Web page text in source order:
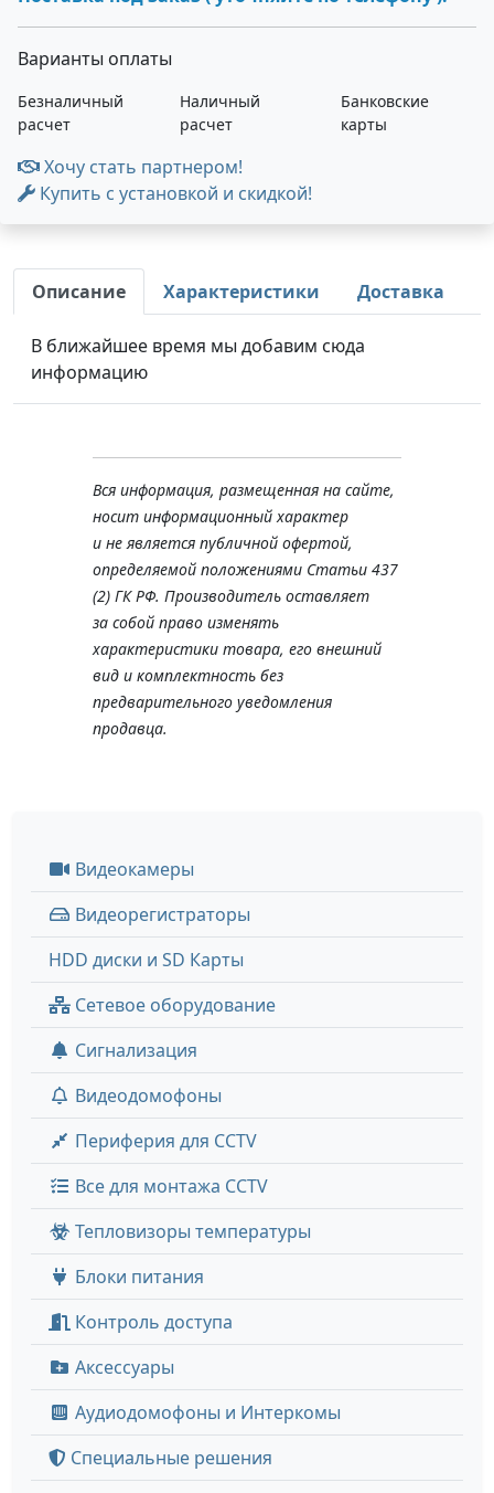
Варианты оплаты
Безналичный
расчет
Наличный
расчет
Банковские
карты
Хочу стать партнером!
Купить с установкой и скидкой!
Описание Характеристики Доставка
В ближайшее время мы добавим сюда
информацию
Вся информация, размещенная на сайте,
носит информационный характер
и не является публичной офертой,
определяемой положениями Статьи 437
(2) ГК РФ. Производитель оставляет
за собой право изменять
характеристики товара, его внешний
вид и комплектность без
предварительного уведомления
продавца.
Видеокамеры
Видеорегистраторы
HDD диски и SD Карты
Сетевое оборудование
Сигнализация
Видеодомофоны
Периферия для CCTV
Все для монтажа CCTV
Тепловизоры температуры
Блоки питания
Контроль доступа
Аксессуары
Аудиодомофоны и Интеркомы
Специальные решения